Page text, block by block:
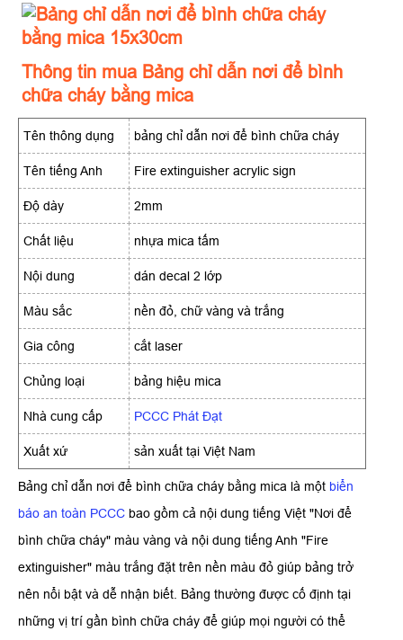
Thông tin mua Bảng chỉ dẫn nơi để bình
chữa cháy bằng mica
Tên thông dụng bảng chỉ dẫn nơi để bình chữa cháy
Tên tiếng Anh Fire extinguisher acrylic sign
Độ dày 2mm
Chất liệu nhựa mica tấm
Nội dung dán decal 2 lớp
Màu sắc nền đỏ, chữ vàng và trắng
Gia công cắt laser
Chủng loại bảng hiệu mica
Nhà cung cấp PCCC Phát Đạt
Xuất xứ sản xuất tại Việt Nam
Bảng chỉ dẫn nơi để bình chữa cháy bằng mica là một biển
báo an toàn PCCC bao gồm cả nội dung tiếng Việt "Nơi để
bình chữa cháy" màu vàng và nội dung tiếng Anh "Fire
extinguisher" màu trắng đặt trên nền màu đỏ giúp bảng trở
nên nổi bật và dễ nhận biết. Bảng thường được cố định tại
những vị trí gần bình chữa cháy để giúp mọi người có thể